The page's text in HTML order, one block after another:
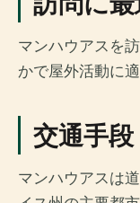
マンハウアスを
かで屋外活動に
交通手段
マンハウアスは